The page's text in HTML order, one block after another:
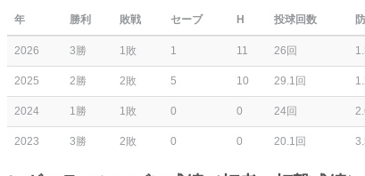
年 勝利 敗戦 セーブ H 投球回数
2026 3勝 1敗 1 11 26回
2025 2勝 2敗 5 10 29.1回
2024 1勝 1敗 0 0 24回
2023 3勝 2敗 0 0 20.1回